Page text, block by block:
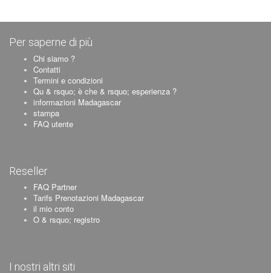
Per saperne di più
Chi siamo ?
Contatti
Termini e condizioni
Qu & rsquo; è che & rsquo; esperienza ?
informazioni Madagascar
stampa
FAQ utente
Reseller
FAQ Partner
Tarifs Prenotazioni Madagascar
il mio conto
O & rsquo; registro
I nostri altri siti